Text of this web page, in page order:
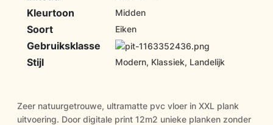
Kleurtoon Midden
Soort Eiken
Gebruiksklasse
Stijl
Modern, Klassiek, Landelijk
Zeer natuurgetrouwe, ultramatte pvc vloer in XXL plank
uitvoering. Door digitale print 12m2 unieke planken zonder